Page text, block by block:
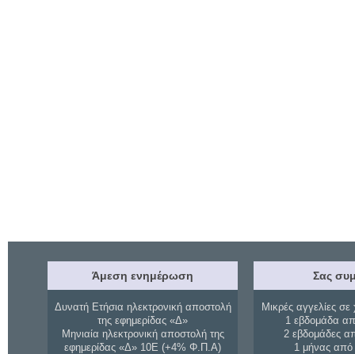
Άμεση ενημέρωση
Δυνατή Ετήσια ηλεκτρονική αποστολή
της εφημερίδας «Δ»
Μηνιαία ηλεκτρονική αποστολή της
εφημερίδας «Δ» 10Ε (+4% Φ.Π.Α)
Σας
Μικρές αγγελίες σε
1 εβδομάδα
2 εβδομάδες
1 μήνας